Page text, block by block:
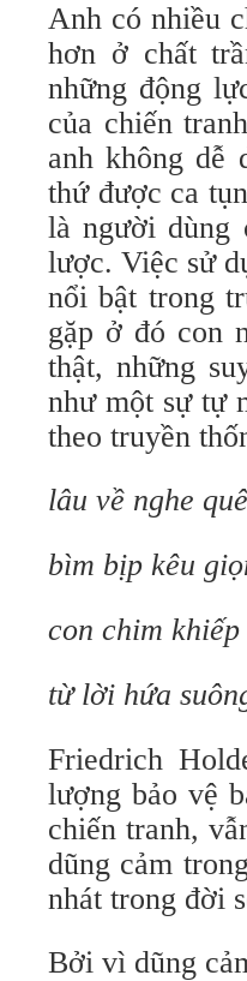
Anh có nhiều
hơn ở chất
những động
của chiến
anh không dễ
thứ được ca
là người dùng
lược. Việc sử
nổi bật trong
gặp ở đó con
thật, những
như một sự tự
theo truyền
lâu về nghe
bìm bịp kêu
con chim
từ lời hứa
Friedrich
lượng bảo vệ
chiến tranh,
dũng cảm
nhát trong đời
Bởi vì dũng